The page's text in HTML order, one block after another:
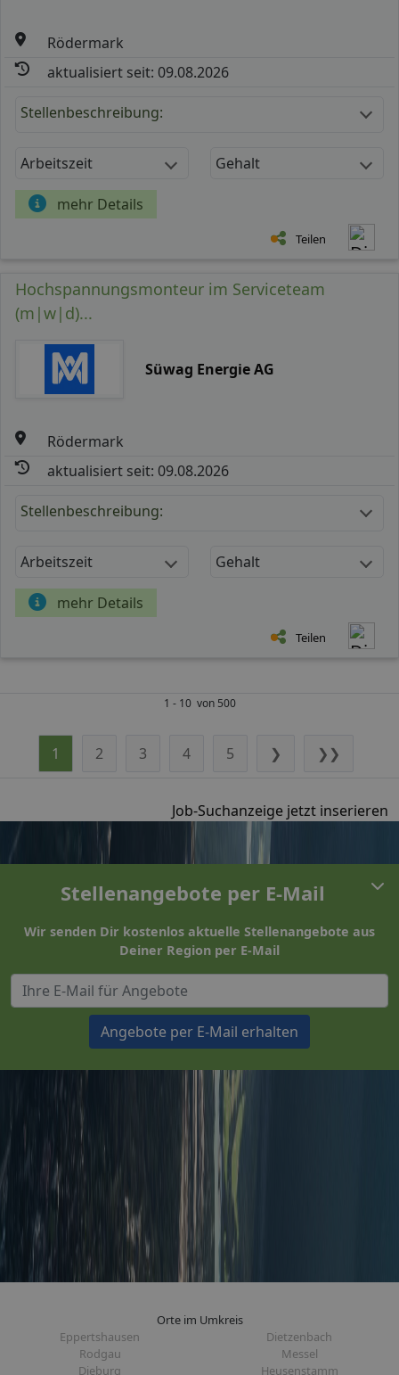
Rödermark
aktualisiert seit: 09.08.2026
Stellenbeschreibung:
Arbeitszeit Gehalt
mehr Details
Teilen
Hochspannungsmonteur im Serviceteam
(m|w|d)...
Süwag Energie AG
Rödermark
aktualisiert seit: 09.08.2026
Stellenbeschreibung:
Arbeitszeit Gehalt
mehr Details
Teilen
1 - 10 von 500
1 2 3 4 5 ❯ ❯❯
Job-Suchanzeige jetzt inserieren
Stellenangebote per E-Mail
Wir senden Dir kostenlos aktuelle Stellenangebote aus
Deiner Region per E-Mail
Angebote per E-Mail erhalten
Orte im Umkreis
Eppertshausen
Dietzenbach
Rodgau
Messel
Dieburg
Heusenstamm